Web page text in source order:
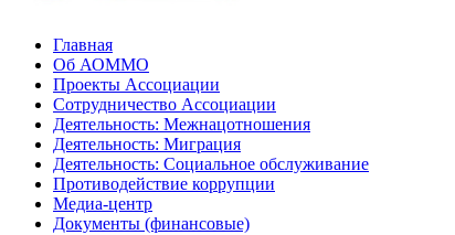
Главная
Об АОММО
Проекты Ассоциации
Сотрудничество Ассоциации
Деятельность: Межнацотношения
Деятельность: Миграция
Деятельность: Социальное обслуживание
Противодействие коррупции
Медиа-центр
Документы (финансовые)